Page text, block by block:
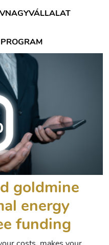
NAGYVÁLLALAT
goldmine
energy
funding